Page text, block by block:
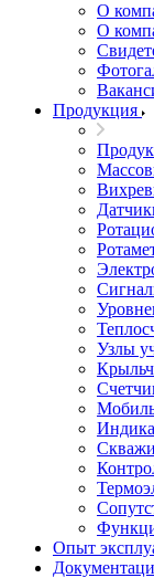
О
О
Продукция
Узлы
Опыт